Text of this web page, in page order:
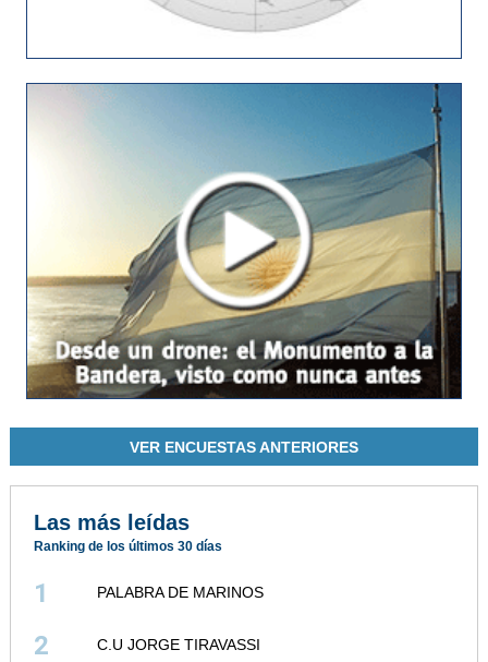
VER ENCUESTAS ANTERIORES
Las más leídas
Ranking de los últimos 30 días
1 PALABRA DE MARINOS
2 C.U JORGE TIRAVASSI